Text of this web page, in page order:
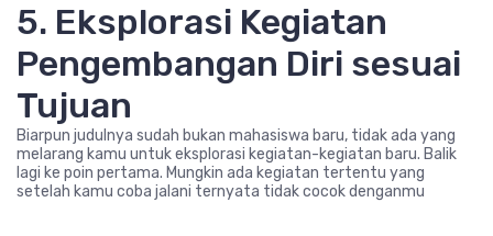
5. Eksplorasi Kegiatan
Pengembangan Diri sesuai
Tujuan
Biarpun judulnya sudah bukan mahasiswa baru, tidak ada yang
melarang kamu untuk eksplorasi kegiatan-kegiatan baru. Balik
lagi ke poin pertama. Mungkin ada kegiatan tertentu yang
setelah kamu coba jalani ternyata tidak cocok denganmu